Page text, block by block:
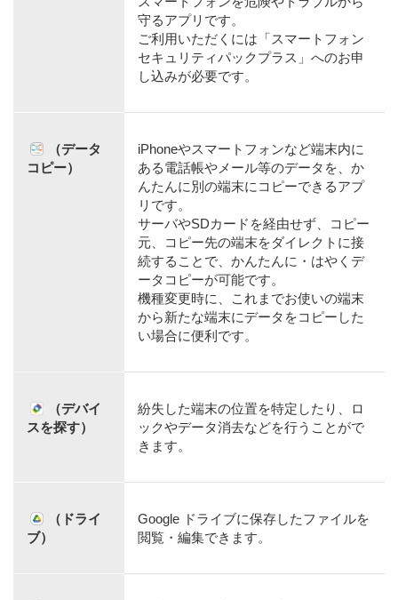
守るアプリです。
ご利用いただくには「スマートフォン
セキュリティパックプラス」へのお申
し込みが必要です。
（データ
コピー）
iPhoneやスマートフォンなど端末内に
ある電話帳やメール等のデータを、か
んたんに別の端末にコピーできるアプ
リです。
サーバやSDカードを経由せず、コピー
元、コピー先の端末をダイレクトに接
続することで、かんたんに・はやくデ
ータコピーが可能です。
機種変更時に、これまでお使いの端末
から新たな端末にデータをコピーした
い場合に便利です。
（デバイ
スを探す）
紛失した端末の位置を特定したり、ロ
ックやデータ消去などを行うことがで
きます。
（ドライ
ブ）
Google ドライブに保存したファイルを
閲覧・編集できます。